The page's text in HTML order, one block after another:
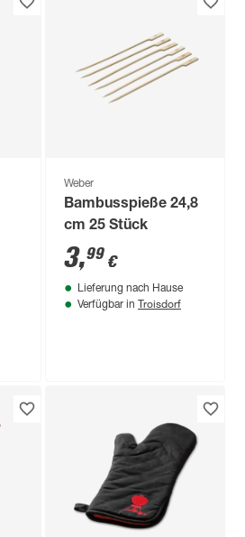
Weber
Bambusspieße 24,8
cm 25 Stück
3,99 €
Lieferung nach Hause
Verfügbar in Troisdorf